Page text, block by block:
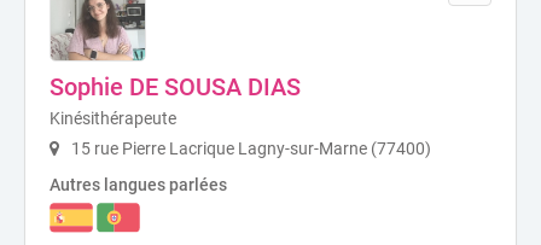
Sophie DE SOUSA DIAS
Kinésithérapeute
15 rue Pierre Lacrique Lagny-sur-Marne (77400)
Autres langues parlées